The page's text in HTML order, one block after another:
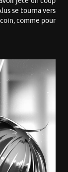
se tourna vers
comme pour